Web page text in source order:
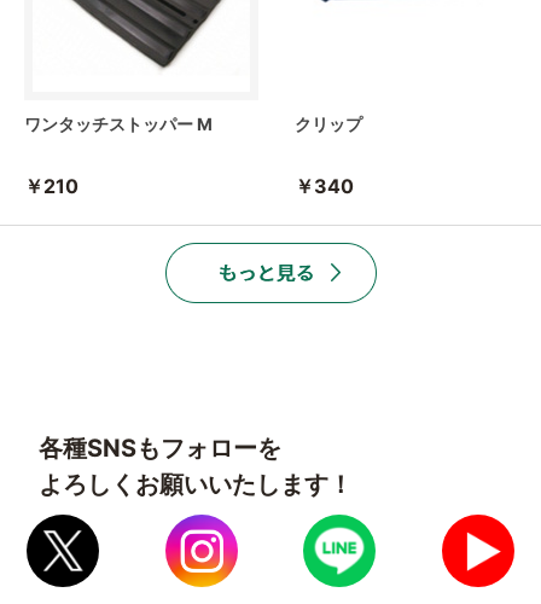
ワンタッチストッパー M
￥210
クリップ
￥340
各種SNSもフォローを
よろしくお願いいたします！